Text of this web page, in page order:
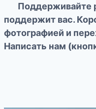
Поддерживайте
поддержит вас.
фотографией и
Написать нам